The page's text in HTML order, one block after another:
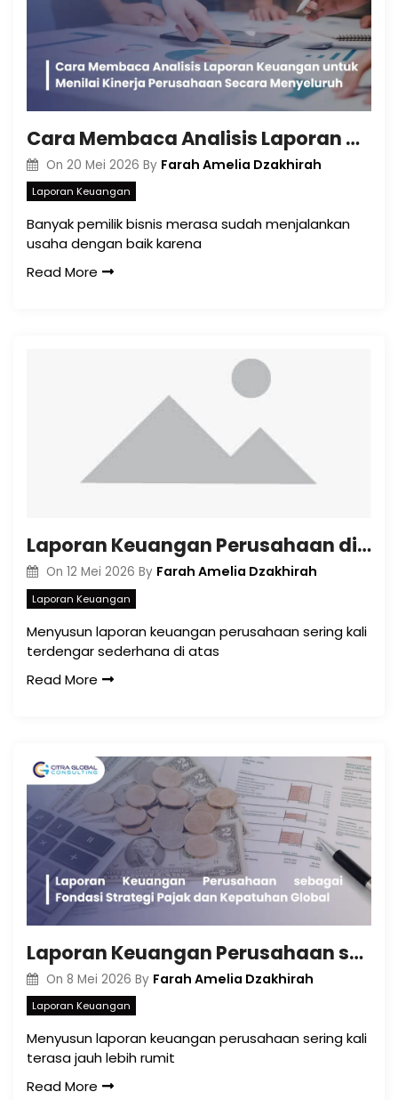
Cara Membaca Analisis Laporan Keuangan untuk Menilai Kinerja Perusahaan Secara Menyeluruh
On 20 Mei 2026 By Farah Amelia Dzakhirah
Laporan Keuangan
Banyak pemilik bisnis merasa sudah menjalankan
usaha dengan baik karena
Read More
Laporan Keuangan Perusahaan di Tengah Era Transparansi: Tidak Lagi Hanya Tentang Angka
On 12 Mei 2026 By Farah Amelia Dzakhirah
Laporan Keuangan
Menyusun laporan keuangan perusahaan sering kali
terdengar sederhana di atas
Read More
Laporan Keuangan Perusahaan sebagai Fondasi Strategi Pajak dan Kepatuhan Global
On 8 Mei 2026 By Farah Amelia Dzakhirah
Laporan Keuangan
Menyusun laporan keuangan perusahaan sering kali
terasa jauh lebih rumit
Read More